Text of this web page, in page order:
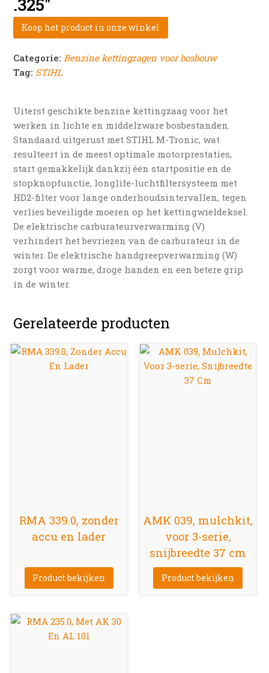
.325″
Koop het product in onze winkel
Categorie: Benzine kettingzagen voor bosbouw
Tag: STIHL
Uiterst geschikte benzine kettingzaag voor het
werken in lichte en middelzware bosbestanden.
Standaard uitgerust met STIHL M-Tronic, wat
resulteert in de meest optimale motorprestaties,
start gemakkelijk dankzij één startpositie en de
stopknopfunctie, longlife-luchtfiltersysteem met
HD2-filter voor lange onderhoudsintervallen, tegen
verlies beveiligde moeren op het kettingwieldeksel.
De elektrische carburateurverwarming (V)
verhindert het bevriezen van de carburateur in de
winter. De elektrische handgreepverwarming (W)
zorgt voor warme, droge handen en een betere grip
in de winter.
Gerelateerde producten
RMA 339.0, zonder
accu en lader
Product bekijken
AMK 039, mulchkit,
voor 3-serie,
snijbreedte 37 cm
Product bekijken